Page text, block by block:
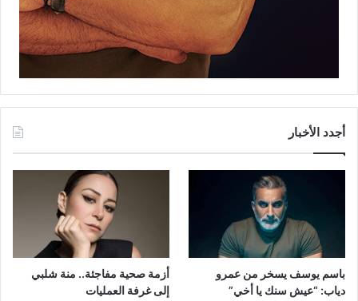
أجدد الأخبار
باسم يوسف يسخر من عمرو
دياب: “عيش سنك يا أخي”
أزمة صحية مفاجئة.. منة شلبي
إلى غرفة العمليات